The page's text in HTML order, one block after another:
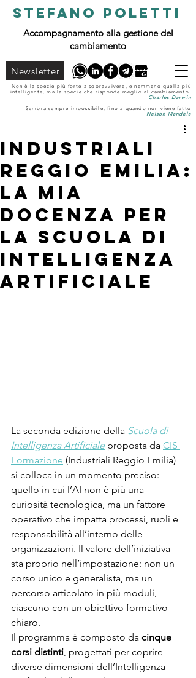
STEFANO POLETTI
Accompagnamento alla gestione del
cambiamento
Newsletter
Non è la specie più forte a sopravvivere, e nemmeno quella più
intelligente, ma la specie che risponde meglio al cambiamento.
Charles Darwin
Sembra sempre impossibile, fino a quando non viene fatto
Nelson Mandela
Industriali
Reggio Emilia:
la mia
docenza per
la Scuola di
Intelligenza
Artificiale
La seconda edizione della Scuola di
Intelligenza Artificiale proposta da CIS
Formazione (Industriali Reggio Emilia)
si colloca in un momento preciso:
quello in cui l’AI non è più una
curiosità tecnologica, ma un fattore
operativo che impatta processi, ruoli e
responsabilità all’interno delle
organizzazioni. Il valore dell’iniziativa
sta proprio nell’impostazione: non un
corso unico e generalista, ma un
percorso articolato in più moduli,
ciascuno con un obiettivo formativo
chiaro.
Il programma è composto da cinque
corsi distinti, progettati per coprire
diverse dimensioni dell’Intelligenza